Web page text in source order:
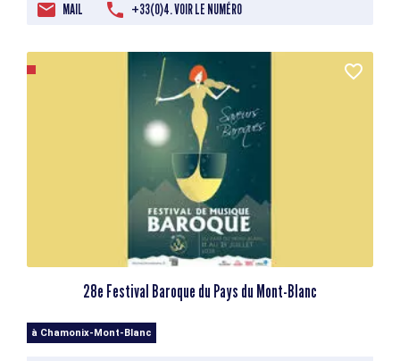
MAIL +33(0)4. VOIR LE NUMÉRO
28e Festival Baroque du Pays du Mont-Blanc
à Chamonix-Mont-Blanc